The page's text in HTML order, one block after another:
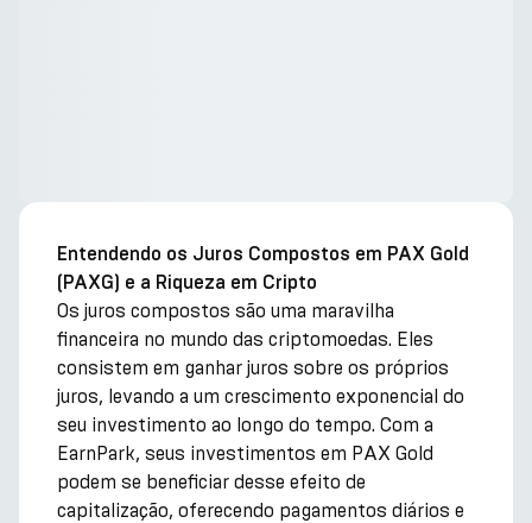
Entendendo os Juros Compostos em PAX Gold
(PAXG) e a Riqueza em Cripto
Os juros compostos são uma maravilha
financeira no mundo das criptomoedas. Eles
consistem em ganhar juros sobre os próprios
juros, levando a um crescimento exponencial do
seu investimento ao longo do tempo. Com a
EarnPark, seus investimentos em PAX Gold
podem se beneficiar desse efeito de
capitalização, oferecendo pagamentos diários e